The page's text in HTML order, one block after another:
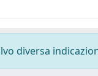
diversa